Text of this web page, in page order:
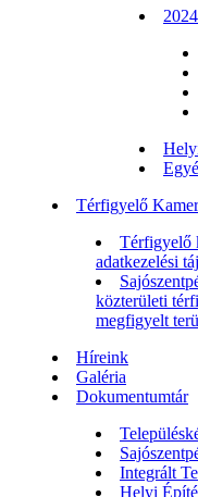
Térfigyelő
Térfigyelő
adatkezelési
közterületi
megfigyelt
Híreink
Galéria
Dokumentumtár
Integrált
Helyi